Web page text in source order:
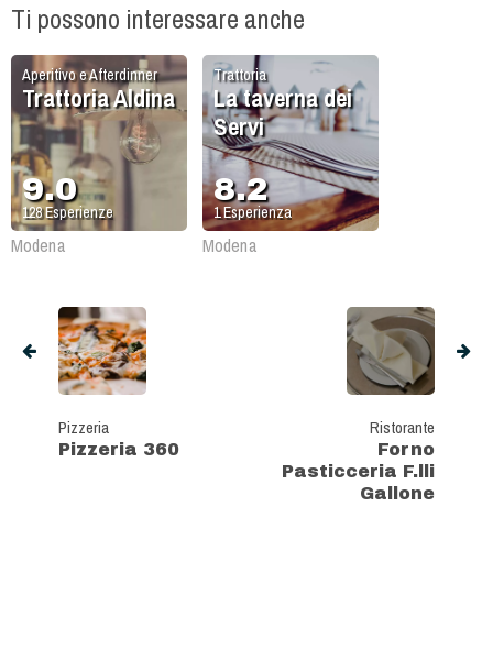
Ti possono interessare anche
Aperitivo e Afterdinner
Trattoria Aldina
9.0
128Esperienze
Modena
Trattoria
La taverna dei
Servi
8.2
1Esperienza
Modena
Pizzeria
Pizzeria 360
Ristorante
Forno
Pasticceria F.lli
Gallone